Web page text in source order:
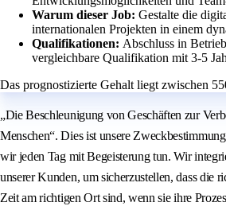
Warum dieser Job: Gestalte die
internationalen Projekten in einem
Qualifikationen: Abschluss in
vergleichbare Qualifikation mit 3-5
Das prognostizierte Gehalt liegt zwischen
„Die Beschleunigung von Geschäften zur
Menschen“. Dies ist unsere
wir jeden Tag mit Begeisterung tun. Wir
unserer Kunden, um sicherzustellen, dass die
Zeit am richtigen Ort sind, wenn sie ihre